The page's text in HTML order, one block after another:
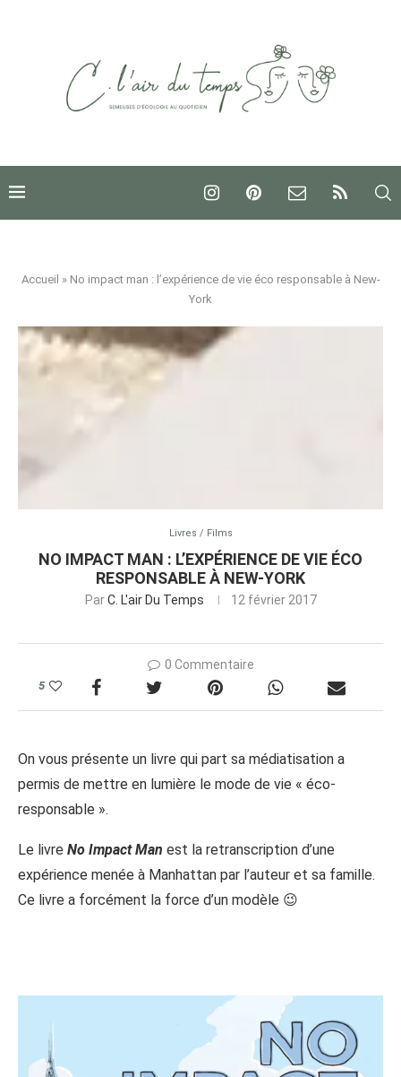
Accueil » No impact man : l’expérience de vie éco responsable à New-
York
Livres / Films
NO IMPACT MAN : L’EXPÉRIENCE DE VIE ÉCO
RESPONSABLE À NEW-YORK
ParC. L'air Du Temps 12 février 2017
0 Commentaire
5
On vous présente un livre qui part sa médiatisation a
permis de mettre en lumière le mode de vie « éco-
responsable ».
Le livre No Impact Man est la retranscription d’une
expérience menée à Manhattan par l’auteur et sa famille.
Ce livre a forcément la force d’un modèle 😉